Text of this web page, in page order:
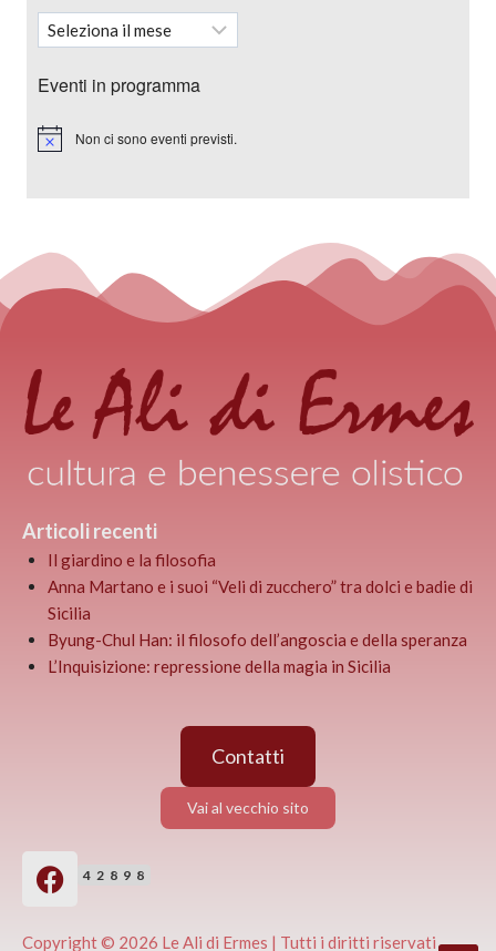
Eventi in programma
Notice Non ci sono eventi previsti.
Articoli recenti
Il giardino e la filosofia
Anna Martano e i suoi “Veli di zucchero” tra dolci e badie di
Sicilia
Byung-Chul Han: il filosofo dell’angoscia e della speranza
L’Inquisizione: repressione della magia in Sicilia
Contatti
Vai al vecchio sito
42898
Copyright © 2026 Le Ali di Ermes | Tutti i diritti riservati